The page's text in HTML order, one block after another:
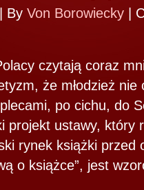
By Von Borowiecky
czytają coraz
że młodzież
po cichu, do
projekt ustawy, który
rynek książki przed
o książce”, jest